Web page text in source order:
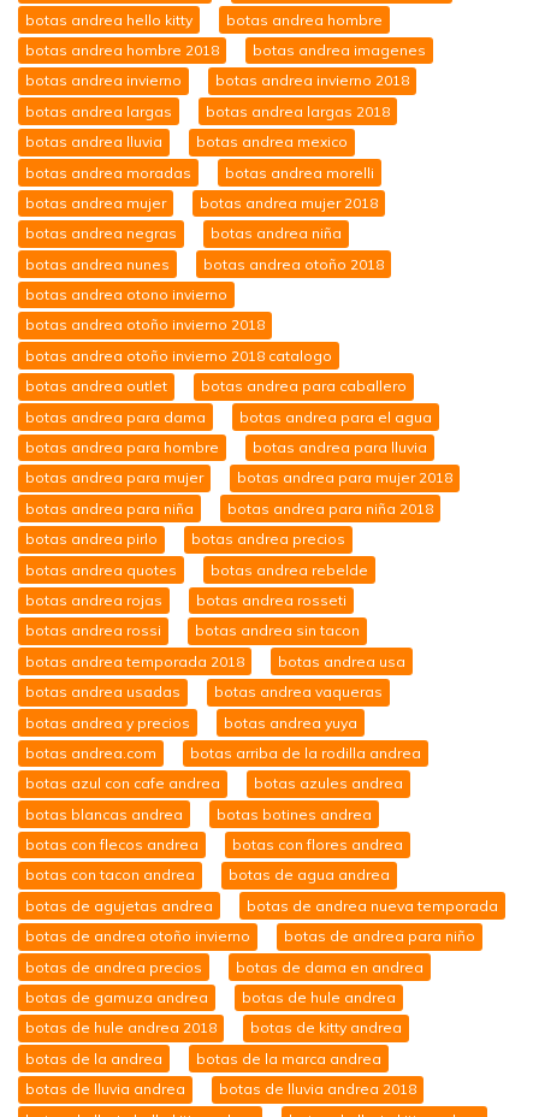
botas andrea hello kitty
botas andrea hombre
botas andrea hombre 2018
botas andrea imagenes
botas andrea invierno
botas andrea invierno 2018
botas andrea largas
botas andrea largas 2018
botas andrea lluvia
botas andrea mexico
botas andrea moradas
botas andrea morelli
botas andrea mujer
botas andrea mujer 2018
botas andrea negras
botas andrea niña
botas andrea nunes
botas andrea otoño 2018
botas andrea otono invierno
botas andrea otoño invierno 2018
botas andrea otoño invierno 2018 catalogo
botas andrea outlet
botas andrea para caballero
botas andrea para dama
botas andrea para el agua
botas andrea para hombre
botas andrea para lluvia
botas andrea para mujer
botas andrea para mujer 2018
botas andrea para niña
botas andrea para niña 2018
botas andrea pirlo
botas andrea precios
botas andrea quotes
botas andrea rebelde
botas andrea rojas
botas andrea rosseti
botas andrea rossi
botas andrea sin tacon
botas andrea temporada 2018
botas andrea usa
botas andrea usadas
botas andrea vaqueras
botas andrea y precios
botas andrea yuya
botas andrea.com
botas arriba de la rodilla andrea
botas azul con cafe andrea
botas azules andrea
botas blancas andrea
botas botines andrea
botas con flecos andrea
botas con flores andrea
botas con tacon andrea
botas de agua andrea
botas de agujetas andrea
botas de andrea nueva temporada
botas de andrea otoño invierno
botas de andrea para niño
botas de andrea precios
botas de dama en andrea
botas de gamuza andrea
botas de hule andrea
botas de hule andrea 2018
botas de kitty andrea
botas de la andrea
botas de la marca andrea
botas de lluvia andrea
botas de lluvia andrea 2018